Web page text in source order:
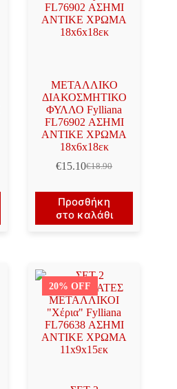
ΜΕΤΑΛΛΙΚΟ
ΔΙΑΚΟΣΜΗΤΙΚΟ
ΦΥΛΛΟ Fylliana
FL76902 ΑΣΗΜΙ
ΑΝΤΙΚΕ ΧΡΩΜΑ
18x6x18εκ
€18.90
Original
was:
€18.90.
€15.10Η
τιμή
είναι:
€15.10.
Προσθήκη
στο καλάθι
20% OFF